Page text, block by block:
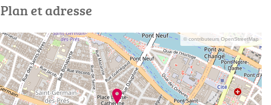
Plan et adresse
© contributeurs OpenStreetMap